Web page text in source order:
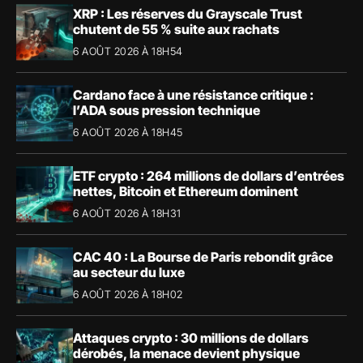
XRP : Les réserves du Grayscale Trust
chutent de 55 % suite aux rachats
6 AOÛT 2026 À 18H54
Cardano face à une résistance critique :
l’ADA sous pression technique
6 AOÛT 2026 À 18H45
ETF crypto : 264 millions de dollars d’entrées
nettes, Bitcoin et Ethereum dominent
6 AOÛT 2026 À 18H31
CAC 40 : La Bourse de Paris rebondit grâce
au secteur du luxe
6 AOÛT 2026 À 18H02
Attaques crypto : 30 millions de dollars
dérobés, la menace devient physique